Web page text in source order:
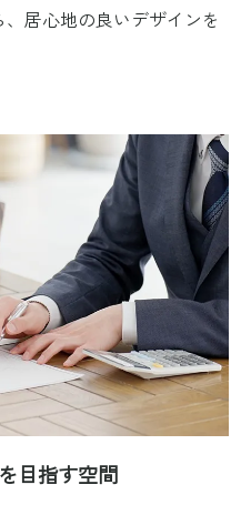
居心地の良いデザインを
目指す空間